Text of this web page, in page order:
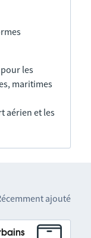
pour les
maritimes
aérien et les
ajouté